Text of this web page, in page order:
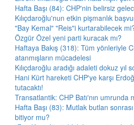
Hafta Başı (84): CHP'nin belirsiz
Kılıçdaroğlu'nun etkin pişmanlık
"Bay Kemal" "Reis"i kurtarabilecek
Özgür Özel yeni parti kuracak mı?
Haftaya Bakış (318): Tüm yönleriyle
atanmışların mücadelesi
Kılıçdaroğlu aradığı adaleti dokuz yıl
Hani Kürt hareketi CHP'ye karşı
tutacaktı!
Transatlantik: CHP Batı'nın umrunda
Hafta Başı (83): Mutlak butlan
bitiyor mu?